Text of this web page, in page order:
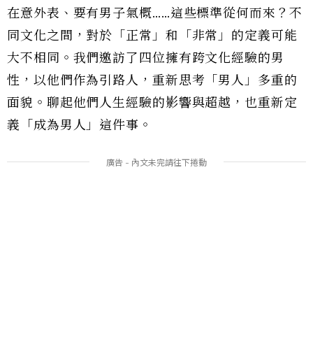
在意外表、要有男子氣概……這些標準從何而來？不
同文化之間，對於「正常」和「非常」的定義可能
大不相同。我們邀訪了四位擁有跨文化經驗的男
性，以他們作為引路人，重新思考「男人」多重的
面貌。聊起他們人生經驗的影響與超越，也重新定
義「成為男人」這件事。